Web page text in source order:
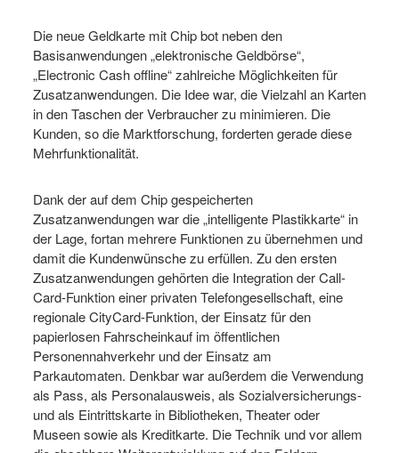
Die neue Geldkarte mit Chip bot neben den
Basisanwendungen „elektronische Geldbörse“,
„Electronic Cash offline“ zahlreiche Möglichkeiten für
Zusatzanwendungen. Die Idee war, die Vielzahl an Karten
in den Taschen der Verbraucher zu minimieren. Die
Kunden, so die Marktforschung, forderten gerade diese
Mehrfunktionalität.
Dank der auf dem Chip gespeicherten
Zusatzanwendungen war die „intelligente Plastikkarte“ in
der Lage, fortan mehrere Funktionen zu übernehmen und
damit die Kundenwünsche zu erfüllen. Zu den ersten
Zusatzanwendungen gehörten die Integration der Call-
Card-Funktion einer privaten Telefongesellschaft, eine
regionale CityCard-Funktion, der Einsatz für den
papierlosen Fahrscheinkauf im öffentlichen
Personennahverkehr und der Einsatz am
Parkautomaten. Denkbar war außerdem die Verwendung
als Pass, als Personalausweis, als Sozialversicherungs-
und als Eintrittskarte in Bibliotheken, Theater oder
Museen sowie als Kreditkarte. Die Technik und vor allem